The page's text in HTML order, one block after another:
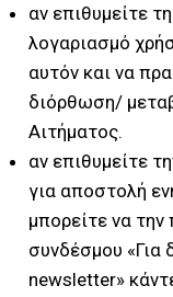
αν επιθυμείτε
λογαριασμό
αυτόν και να
διόρθωση/
Αιτήματος.
αν επιθυμείτε
για αποστολή
μπορείτε να την
συνδέσμου «Για
newsletter»